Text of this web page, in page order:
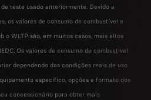
teste usado anteriormente. Devido a
os valores de consumo de combustível e
o WLTP são, em muitos casos, mais altos
Os valores de consumo de combustível
dependendo das condições reais de uso
específico, opções e formato dos
concessionário para obter mais